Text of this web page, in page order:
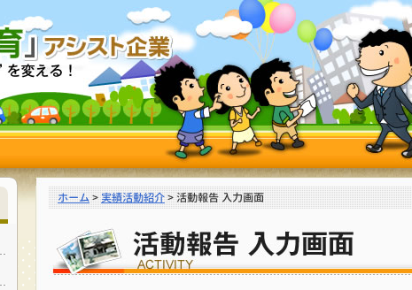
ホーム>実績活動紹介> 活動報告 入力画面